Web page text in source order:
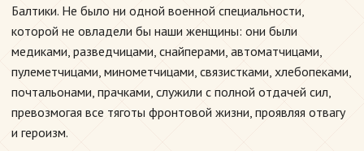
Балтики. Не было ни одной военной специальности,
которой не овладели бы наши женщины: они были
медиками, разведчицами, снайперами, автоматчицами,
пулеметчицами, минометчицами, связистками, хлебопеками,
почтальонами, прачками, служили с полной отдачей сил,
превозмогая все тяготы фронтовой жизни, проявляя отвагу
и героизм.